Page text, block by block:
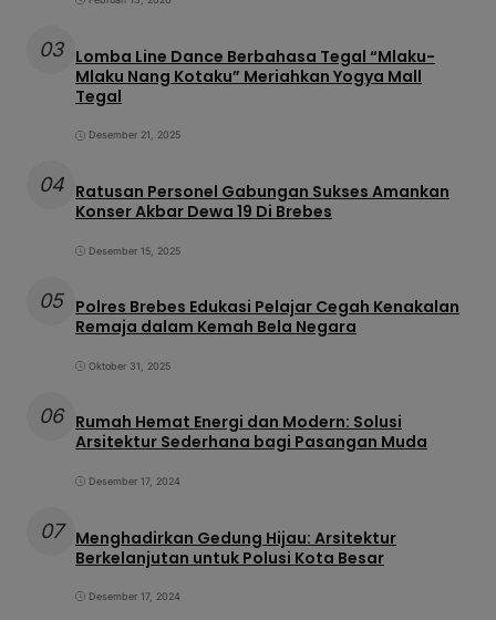
03 Lomba Line Dance Berbahasa Tegal “Mlaku-
Mlaku Nang Kotaku” Meriahkan Yogya Mall
Tegal
Desember 21, 2025
04 Ratusan Personel Gabungan Sukses Amankan
Konser Akbar Dewa 19 Di Brebes
Desember 15, 2025
05 Polres Brebes Edukasi Pelajar Cegah Kenakalan
Remaja dalam Kemah Bela Negara
Oktober 31, 2025
06 Rumah Hemat Energi dan Modern: Solusi
Arsitektur Sederhana bagi Pasangan Muda
Desember 17, 2024
07
Menghadirkan Gedung Hijau: Arsitektur
Berkelanjutan untuk Polusi Kota Besar
Desember 17, 2024